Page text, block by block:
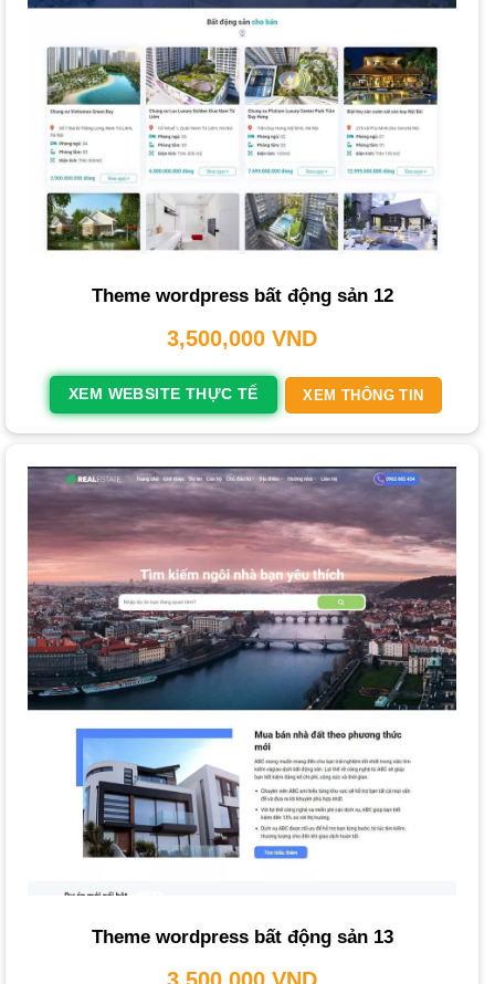
WooCommerce. Đây là lựa chọn phổ biến nhất nhờ:
Tính linh hoạt cao: Dễ dàng tùy chỉnh mọi yếu tố từgiao
diệnđến chức năng.
Kho giao diện và plugin phong phú : Hàng ngàn
và plugin hỗ trợ đa dạng tính năng.
Cộng đồng hỗ trợ lớn: Dễ dàng tìm kiếm tài liệu và sự hỗ
có cấu trúc thân thiện với
Phù hợp mọi quy mô
: Từ cá nhân môi giới đến các sàn
giao dịch lớn.
Chi Phí và Thời Gian Thiết Kế Website Bất
Động Sản
Chi phí và thời gian phụ thuộc vào nhiều yếu tố:
Yếu tố ảnh hưởng chi phí : Độ phức tạp củagiao diện,
số lượng tính năng, dung lượng hosting, yêu cầu về
tối ưu
SEO.
Thời gian hoàn thành: Mộtwebsitecơ bản có thể hoàn
thành trong 2-4 tuần, trong khi cácdự ánphức tạp hơn có
thể kéo dài 1-3 tháng.
So sánh gói giá của chúng tôi:
BASIC (3.500.000 VNĐ): Sử dụngtemplate
tùy chỉnh cơ bản.
Theme wordpress bất động sản 12
3,500,000 VND
XEM WEBSITE THỰC TẾ XEM THÔNG TIN
Theme wordpress bất động sản 13